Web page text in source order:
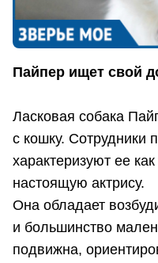
Пайпер ищет свой
Ласковая собака
с кошку. Сотрудники
характеризуют ее
настоящую актрису.
Она обладает
и большинство
подвижна,